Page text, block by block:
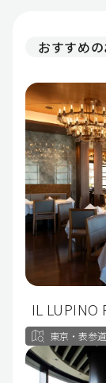
おすすめ
IL LUPINO
東京・表参道